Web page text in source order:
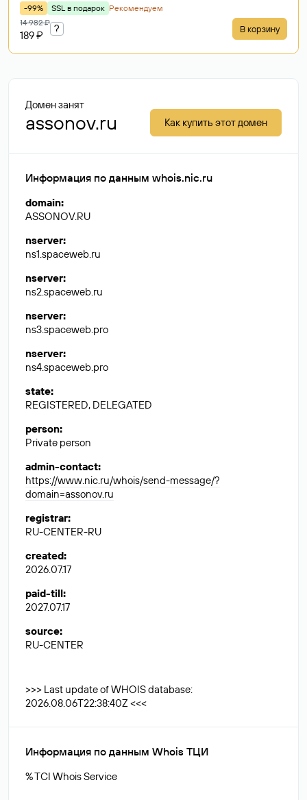
-99% SSL в подарок Рекомендуем
14 982 ₽
189 ₽
? В корзину
Домен занят
assonov.ru Как купить этот домен
Информация по данным whois.nic.ru
domain:
ASSONOV.RU
nserver:
ns1.spaceweb.ru
nserver:
ns2.spaceweb.ru
nserver:
ns3.spaceweb.pro
nserver:
ns4.spaceweb.pro
state:
REGISTERED, DELEGATED
person:
Private person
admin-contact:
https://www.nic.ru/whois/send-message/?
domain=assonov.ru
registrar:
RU-CENTER-RU
created:
2026.07.17
paid-till:
2027.07.17
source:
RU-CENTER
>>> Last update of WHOIS database:
2026.08.06T22:38:40Z <<<
Информация по данным Whois ТЦИ
% TCI Whois Service